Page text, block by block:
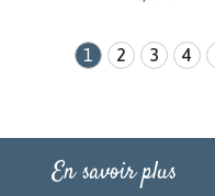
1 2 3 4
En savoir plus